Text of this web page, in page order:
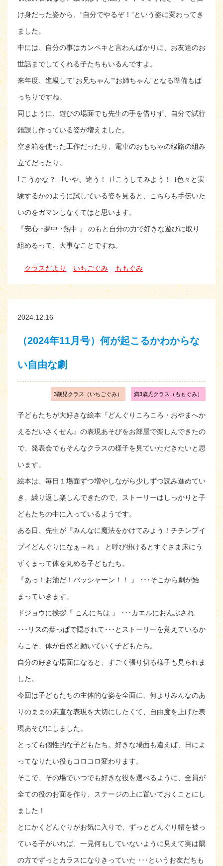
け身だった姿から、“自分でやるぞ！”という姿に変わってき
ました。
中には、自分の事はカンペキと言わんばかりに、お友達のお
世話までしてくれる子たちもいるんですよ。
来年度、進級して“お兄ちゃん”“お姉ちゃん”となる準備もば
っちりですね。
同じように、遊びの場面でも先生の手を借りず、自分で試行
錯誤し作っている姿が増えました。
空き箱を使った工作だったり、電車のおもちゃの線路の組み
立てだったり。
｢こうかな？ ｣｢いや、違う！ ｣｢こうしてみよう！ ｣色々と実
験するかのように試している姿を見ると、こちらも手伝いた
いのをガマンしなくてはと思います。
『安心 ･夢中 ･熱中 』 のもと自分の力で好きな遊びに取り
組めるって、大事なことですね。
クラスだより いちごぐみ ももぐみ
2024.12.16
（2024年11月号）何が起こるかわからな
い自由な劇
満3歳児クラス（ももぐみ）
3歳児クラス（いちごぐみ）
子どもたちが大好きな絵本『どんぐりころころ・おやまへか
えるだいさくせん』の表現あそびをお部屋で楽しんできたの
で、発表会でもそんなクラスの様子を見ていただきたいと思
います。
絵本は、毎日１場面ずつ増やしながら少しずつ読み進めてい
き、繰り返し楽しんできたので、ストーリーはしっかりと子
どもたちの中に入っているようです。
ある日、先生が『みんなに魔法をかけてみよう！チチンプイ
プイどんぐりになぁ～れ 』 と呼び掛けるとすぐさま床にう
ずくまって体を丸める子どもたち。
『あっ！お池だ！バッシャーン！！ 』 ･･･そこから劇が始
まっていきます。
ドジョウに挨拶『 こんにちは 』 ･･･カエルにおんぶされ
･･･リスの葉っぱで隠されて･･･とストーリーを覚えているか
らこそ、体が自然と動いていく子どもたち。
自分の好きな場面になると、すごく張り切る様子も見られま
した。
今回は子どもたちの主体的な姿を全面に、何よりみんなのあ
りのままの素直な表現を大切にしたくて、自由度を上げた表
現あそびにしました。
とっても個性的な子どもたち。好きな場面も違えば、日によ
ってなりたい役もコロコロ変わります。
そこで、その場でいつでも好きな役を選べるように、全員が
全ての役のお面を作り、ステージの上に置いておくことにし
ました！
とにかくどんぐりがお気に入りで、ずっとどんぐり帽を被っ
ている子がいれば、一見何もしていないように見えて実は隅
の方でずっとカラスになりきっていた ･･･というお友だちも